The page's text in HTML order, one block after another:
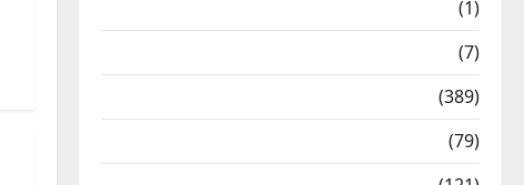
(1)
(7)
(389)
(79)